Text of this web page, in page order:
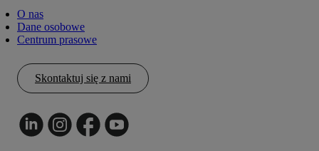
O nas
Dane osobowe
Centrum prasowe
Skontaktuj się z nami